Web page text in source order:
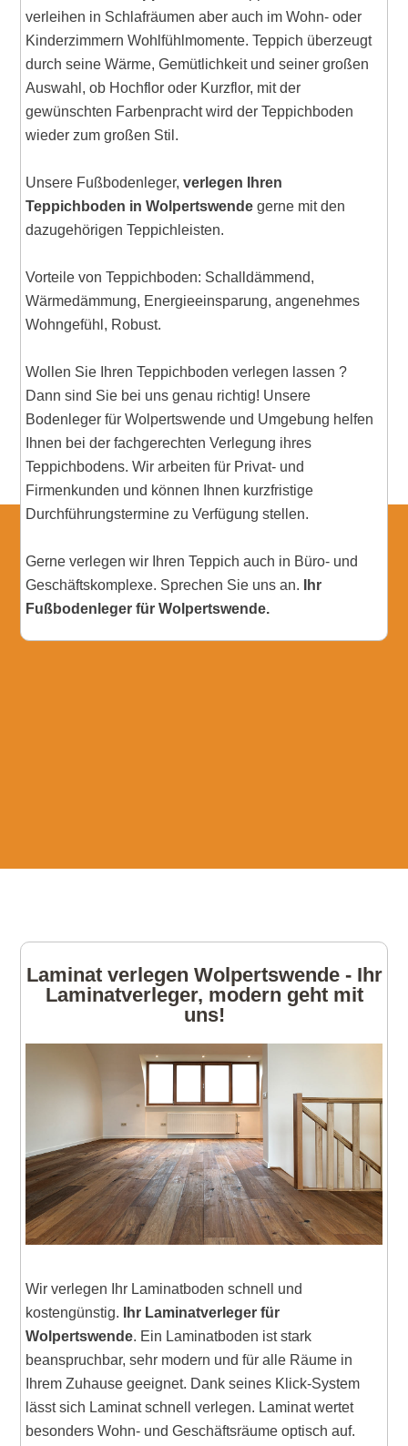
verleihen in Schlafräumen aber auch im Wohn- oder
Kinderzimmern Wohlfühlmomente. Teppich überzeugt
durch seine Wärme, Gemütlichkeit und seiner großen
Auswahl, ob Hochflor oder Kurzflor, mit der
gewünschten Farbenpracht wird der Teppichboden
wieder zum großen Stil.
Unsere Fußbodenleger,verlegen Ihren
Teppichboden in Wolpertswende gerne mit den
dazugehörigen Teppichleisten.
Vorteile von Teppichboden: Schalldämmend,
Wärmedämmung, Energieeinsparung, angenehmes
Wohngefühl, Robust.
Wollen Sie Ihren Teppichboden verlegen lassen ?
Dann sind Sie bei uns genau richtig! Unsere
Bodenleger für Wolpertswende und Umgebung helfen
Ihnen bei der fachgerechten Verlegung ihres
Teppichbodens. Wir arbeiten für Privat- und
Firmenkunden und können Ihnen kurzfristige
Durchführungstermine zu Verfügung stellen.
Gerne verlegen wir Ihren Teppich auch in Büro- und
Geschäftskomplexe. Sprechen Sie uns an.
Ihr
Fußbodenleger für Wolpertswende.
Laminat verlegen Wolpertswende - Ihr
Laminatverleger, modern geht mit
uns!
Wir verlegen Ihr Laminatboden schnell und
kostengünstig.
Ihr Laminatverleger für
Wolpertswende. Ein Laminatboden ist stark
beanspruchbar, sehr modern und für alle Räume in
Ihrem Zuhause geeignet. Dank seines Klick-System
lässt sich Laminat schnell verlegen. Laminat wertet
besonders Wohn- und Geschäftsräume optisch auf.